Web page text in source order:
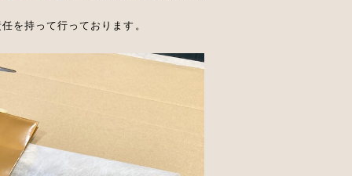
を持って行っております。